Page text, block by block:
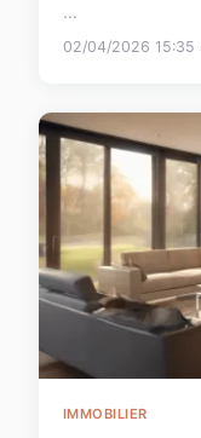
...
02/04/2026 15:35
IMMOBILIER